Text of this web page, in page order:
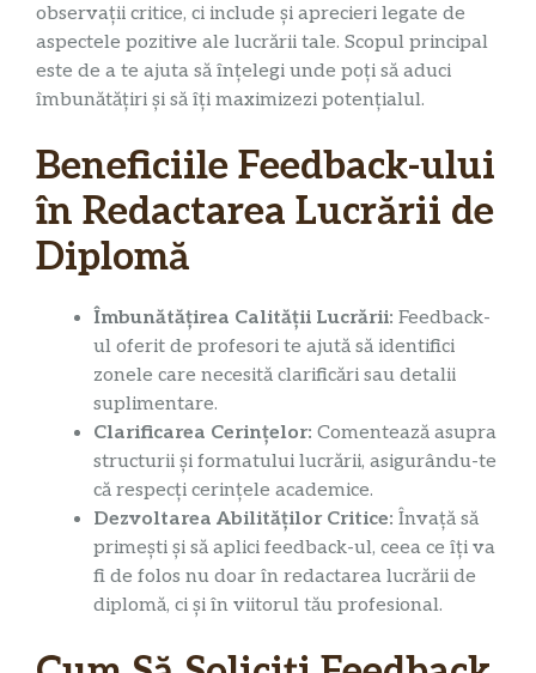
observații critice, ci include și aprecieri legate de
aspectele pozitive ale lucrării tale. Scopul principal
este de a te ajuta să înțelegi unde poți să aduci
îmbunătățiri și să îți maximizezi potențialul.
Beneficiile Feedback-ului
în Redactarea Lucrării de
Diplomă
Îmbunătățirea Calității Lucrării: Feedback-
ul oferit de profesori te ajută să identifici
zonele care necesită clarificări sau detalii
suplimentare.
Clarificarea Cerințelor: Comentează asupra
structurii și formatului lucrării, asigurându-te
că respecți cerințele academice.
Dezvoltarea Abilităților Critice: Învață să
primești și să aplici feedback-ul, ceea ce îți va
fi de folos nu doar în redactarea lucrării de
diplomă, ci și în viitorul tău profesional.